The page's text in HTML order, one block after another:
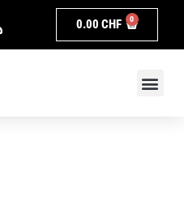
0.00CHF 0